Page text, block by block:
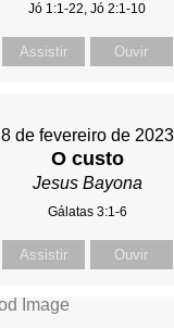
Jó 1:1-22, Jó 2:1-10
Assistir Ouvir
8 de fevereiro de 2023
O custo
Jesus Bayona
Gálatas 3:1-6
Assistir Ouvir